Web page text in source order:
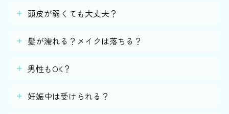
頭皮が弱くても大丈夫？
髪が濡れる？メイクは落ちる？
男性もOK？
妊娠中は受けられる？